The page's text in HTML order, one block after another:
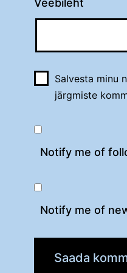
Veebileht
Salvesta minu
järgmiste
Notify me of
Notify me of